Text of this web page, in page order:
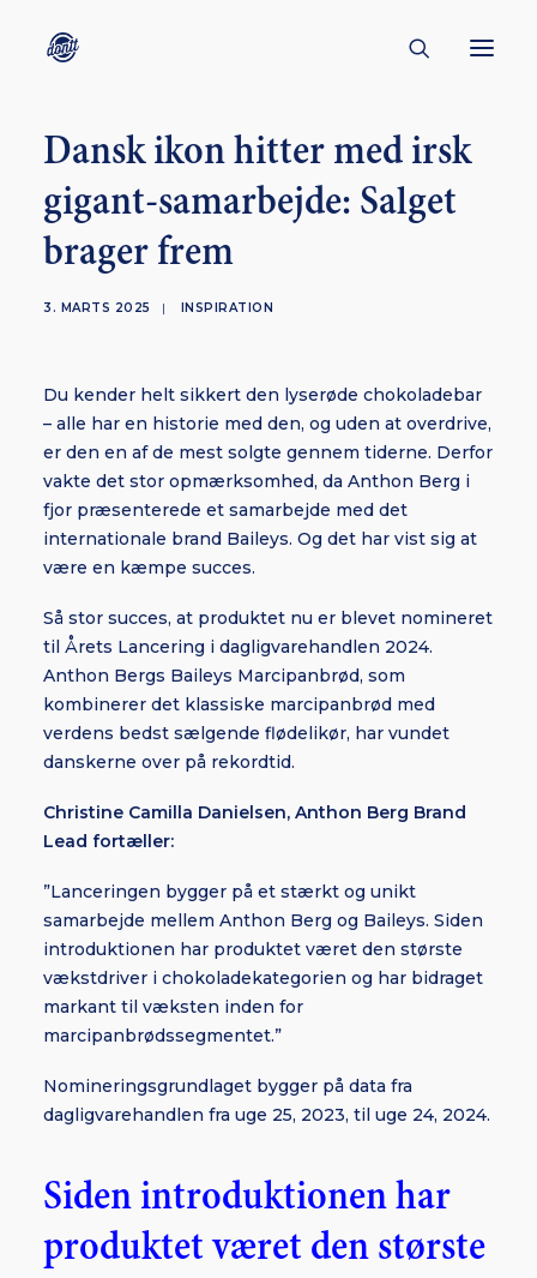
CONTACT
ABOUT
ENGLISH
BORNHOLM
SUBSCRIBE
Dansk ikon hitter med irsk
gigant-samarbejde: Salget
brager frem
3. MARTS 2025 | INSPIRATION
Du kender helt sikkert den lyserøde chokoladebar
– alle har en historie med den, og uden at overdrive,
er den en af de mest solgte gennem tiderne. Derfor
vakte det stor opmærksomhed, da Anthon Berg i
fjor præsenterede et samarbejde med det
internationale brand Baileys. Og det har vist sig at
være en kæmpe succes.
Så stor succes, at produktet nu er blevet nomineret
til Årets Lancering i dagligvarehandlen 2024.
Anthon Bergs Baileys Marcipanbrød, som
kombinerer det klassiske marcipanbrød med
verdens bedst sælgende flødelikør, har vundet
danskerne over på rekordtid.
Christine Camilla Danielsen, Anthon Berg Brand
Lead fortæller:
”Lanceringen bygger på et stærkt og unikt
samarbejde mellem Anthon Berg og Baileys. Siden
introduktionen har produktet været den største
vækstdriver i chokoladekategorien og har bidraget
markant til væksten inden for
marcipanbrødssegmentet.”
Nomineringsgrundlaget bygger på data fra
dagligvarehandlen fra uge 25, 2023, til uge 24, 2024.
Siden introduktionen har
produktet været den største